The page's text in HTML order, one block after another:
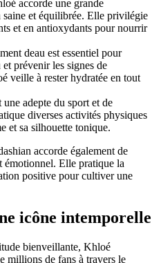
accorde une grande
et équilibrée. Elle privilégie
et en antioxydants pour nourrir
deau est essentiel pour
prévenir les signes de
veille à rester hydratée en tout
une adepte du sport et de
diverses activités physiques
et sa silhouette tonique.
accorde également de
émotionnel. Elle pratique la
positive pour cultiver une
icône intemporelle
bienveillante, Khloé
millions de fans à travers le